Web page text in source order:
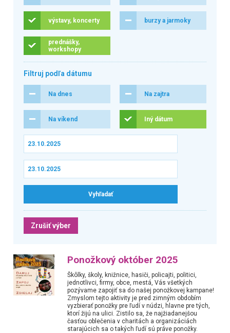
výstavy, koncerty burzy a jarmoky
prednášky,
workshopy
Filtruj podľa dátumu
Na dnes Na zajtra
Na víkend Iný dátum
Zrušiť výber
Ponožkový október 2025
Škôlky, školy, knižnice, hasiči, policajti, politici,
jednotlivci, firmy, obce, mestá, Vás všetkých
pozývame zapojiť sa do našej ponožkovej kampane!
Zmyslom tejto aktivity je pred zimným obdobím
vyzbierať ponožky pre ľudí v núdzi, hlavne pre tých,
ktorí žijú na ulici. Zistilo sa, že najžiadanejšou
časťou oblečenia v charitách a organizáciách
starajúcich sa o takých ľudí sú práve ponožky.